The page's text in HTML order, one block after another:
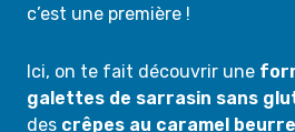
c’est une première !
Ici, on te fait découvrir une
galettes de sarrasin sans
des crêpes au caramel